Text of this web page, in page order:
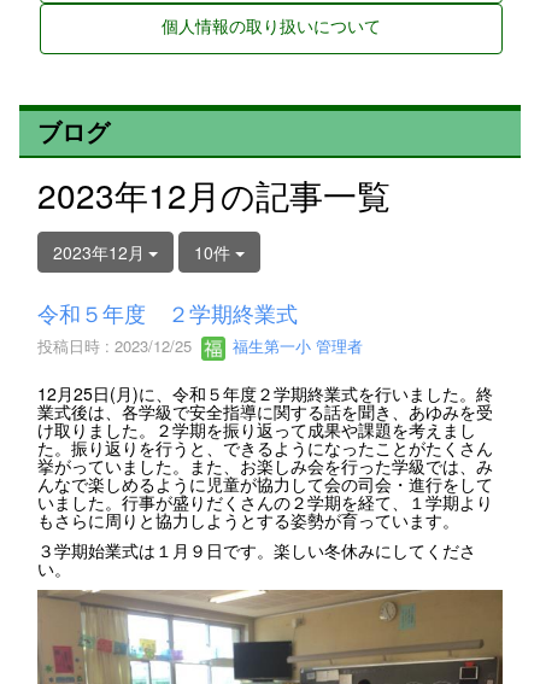
個人情報の取り扱いについて
ブログ
2023年12月の記事一覧
2023年12月 10件
令和５年度 ２学期終業式
投稿日時 : 2023/12/25 福生第一小 管理者
12月25日(月)に、令和５年度２学期終業式を行いました。終
業式後は、各学級で安全指導に関する話を聞き、あゆみを受
け取りました。２学期を振り返って成果や課題を考えまし
た。振り返りを行うと、できるようになったことがたくさん
挙がっていました。また、お楽しみ会を行った学級では、み
んなで楽しめるように児童が協力して会の司会・進行をして
いました。行事が盛りだくさんの２学期を経て、１学期より
もさらに周りと協力しようとする姿勢が育っています。
３学期始業式は１月９日です。楽しい冬休みにしてくださ
い。